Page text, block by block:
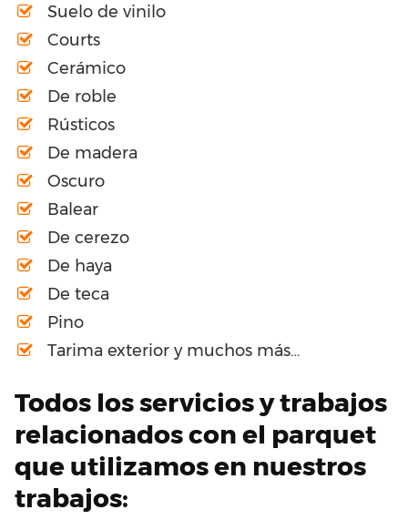
Suelo de vinilo
Courts
Cerámico
De roble
Rústicos
De madera
Oscuro
Balear
De cerezo
De haya
De teca
Pino
Tarima exterior y muchos más…
Todos los servicios y trabajos
relacionados con el parquet
que utilizamos en nuestros
trabajos: